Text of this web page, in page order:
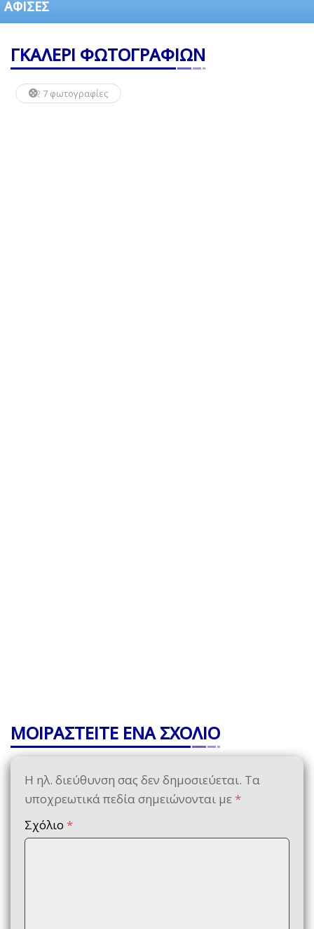
ΑΦΙΣΕΣ
ΓΚΑΛΕΡΙ ΦΩΤΟΓΡΑΦΙΩΝ
7 φωτογραφίες
ΜΟΙΡΑΣΤΕΙΤΕ ΕΝΑ ΣΧΟΛΙΟ
Η ηλ. διεύθυνση σας δεν δημοσιεύεται. Τα
υποχρεωτικά πεδία σημειώνονται με *
Σχόλιο *